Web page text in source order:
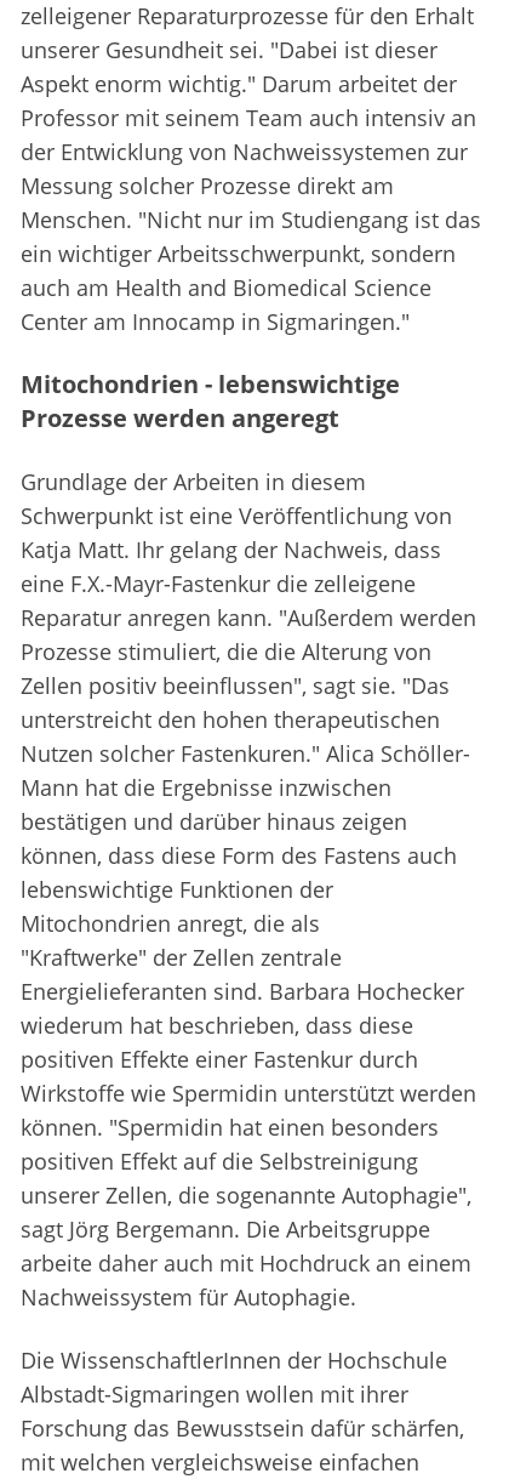
zelleigener Reparaturprozesse für den Erhalt
unserer Gesundheit sei. "Dabei ist dieser
Aspekt enorm wichtig." Darum arbeitet der
Professor mit seinem Team auch intensiv an
der Entwicklung von Nachweissystemen zur
Messung solcher Prozesse direkt am
Menschen. "Nicht nur im Studiengang ist das
ein wichtiger Arbeitsschwerpunkt, sondern
auch am Health and Biomedical Science
Center am Innocamp in Sigmaringen."
Mitochondrien - lebenswichtige
Prozesse werden angeregt
Grundlage der Arbeiten in diesem
Schwerpunkt ist eine Veröffentlichung von
Katja Matt. Ihr gelang der Nachweis, dass
eine F.X.-Mayr-Fastenkur die zelleigene
Reparatur anregen kann. "Außerdem werden
Prozesse stimuliert, die die Alterung von
Zellen positiv beeinflussen", sagt sie. "Das
unterstreicht den hohen therapeutischen
Nutzen solcher Fastenkuren." Alica Schöller-
Mann hat die Ergebnisse inzwischen
bestätigen und darüber hinaus zeigen
können, dass diese Form des Fastens auch
lebenswichtige Funktionen der
Mitochondrien anregt, die als
"Kraftwerke" der Zellen zentrale
Energielieferanten sind. Barbara Hochecker
wiederum hat beschrieben, dass diese
positiven Effekte einer Fastenkur durch
Wirkstoffe wie Spermidin unterstützt werden
können. "Spermidin hat einen besonders
positiven Effekt auf die Selbstreinigung
unserer Zellen, die sogenannte Autophagie",
sagt Jörg Bergemann. Die Arbeitsgruppe
arbeite daher auch mit Hochdruck an einem
Nachweissystem für Autophagie.
Die WissenschaftlerInnen der Hochschule
Albstadt-Sigmaringen wollen mit ihrer
Forschung das Bewusstsein dafür schärfen,
mit welchen vergleichsweise einfachen